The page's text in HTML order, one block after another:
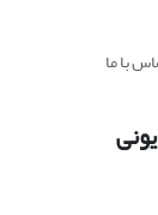
با ما